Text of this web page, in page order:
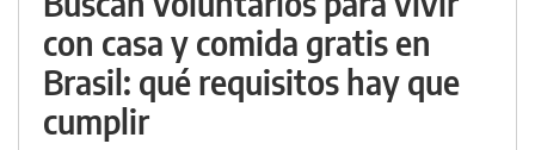
con casa y comida gratis en
Brasil: qué requisitos hay que
cumplir